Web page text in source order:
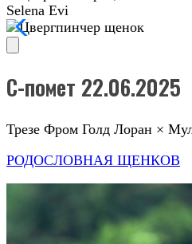
Selena Evi
С-помет 22.06.2025
Трезе Фром Голд Лоран ×
РОДОСЛОВНАЯ ЩЕНКОВ